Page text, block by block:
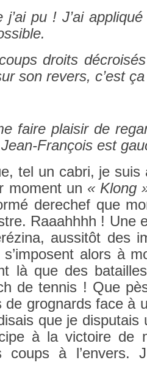
pu ! J’ai
droits
son re­v­ers, c’est
faire plaisir de
François est
tel un cabri, je suis
mo­ment un « Klong
de­rec­hef que
Raaahhhh ! Une
aus­sitôt des
s’im­posent alors à
là que des
de ten­nis ! Que
de grog­nards face à
que je dis­putais
à la vic­toire de
coups à l’env­ers.